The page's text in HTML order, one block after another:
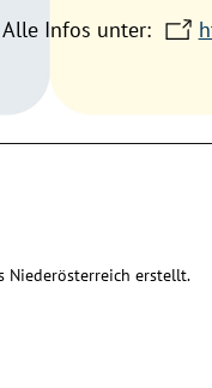
Alle Infos unter:
Niederösterreich erstellt.